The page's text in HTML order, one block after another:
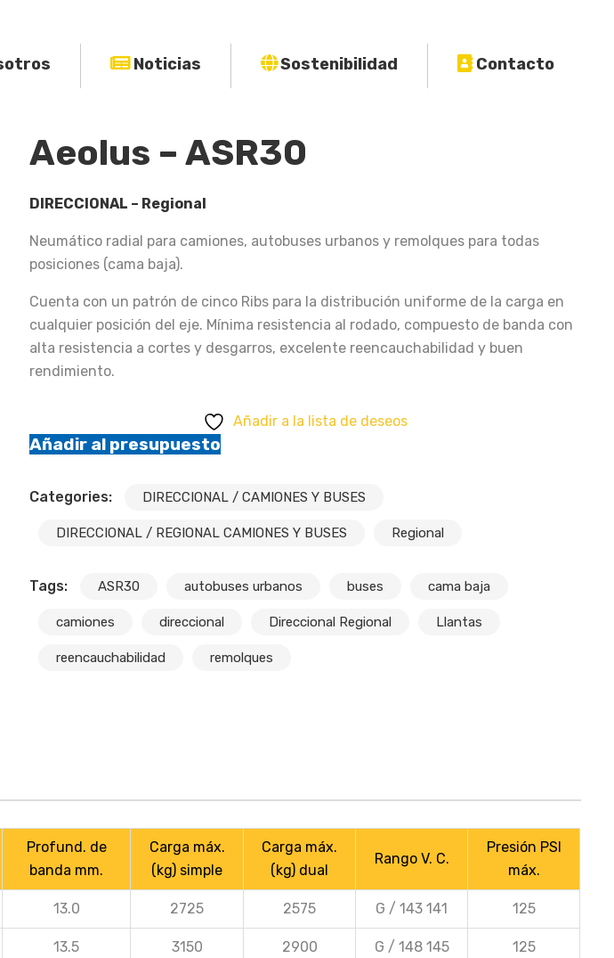
Noticias Sostenibilidad Contacto
Aeolus – ASR30
DIRECCIONAL – Regional
Neumático radial para camiones, autobuses urbanos y remolques para todas
posiciones (cama baja).
Cuenta con un patrón de cinco Ribs para la distribución uniforme de la carga en
cualquier posición del eje. Mínima resistencia al rodado, compuesto de banda con
alta resistencia a cortes y desgarros, excelente reencauchabilidad y buen
rendimiento.
Añadir a la lista de deseos
Añadir al presupuesto
Categories: DIRECCIONAL / CAMIONES Y BUSES
DIRECCIONAL / REGIONAL CAMIONES Y BUSES Regional
Tags: ASR30 autobuses urbanos buses cama baja
camiones direccional Direccional Regional Llantas
reencauchabilidad remolques
Profund. de
banda mm.
Carga máx.
(kg) simple
Carga máx.
(kg) dual
Rango V. C.
Presión PSI
máx.
13.0 2725 2575 G / 143 141 125
13.5 3150 2900 G / 148 145 125